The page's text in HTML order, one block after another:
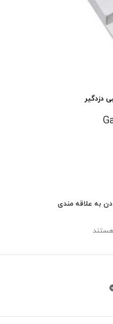
دزدگیر
به علاقه مندی